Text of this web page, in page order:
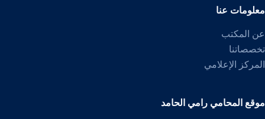
معلومات عنا
عن المكتب
تخصصاتنا
المركز الإعلامي
موقع المحامي رامي الحامد